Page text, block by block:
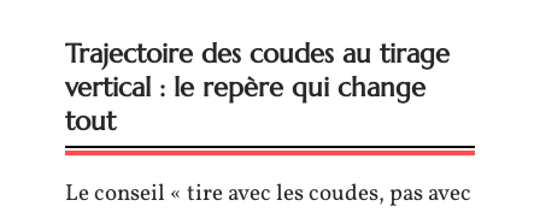
Trajectoire des coudes au tirage
vertical : le repère qui change
tout
Le conseil « tire avec les coudes, pas avec